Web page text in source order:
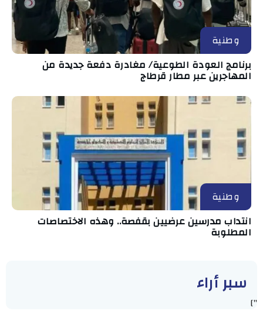
وطنية
برنامج العودة الطوعية/ مغادرة دفعة جديدة من
المهاجرين عبر مطار قرطاج
وطنية
انتداب مدرسين عرضيين بقفصة.. وهذه الاختصاصات
المطلوبة
سبر أراء
"]